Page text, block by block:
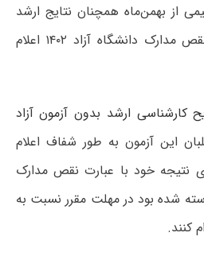
از بهمن‌ماه همچنان نتایج ارشد
بدون آزمون داوطلبان با نقص مدارک دانشگاه آزاد ۱۴۰۲ اعلام
کارشناسی ارشد بدون آزمون آزاد
این آزمون به طور شفاف اعلام
نتیجه خود با عبارت نقص مدارک
شده بود در مهلت مقرر نسبت به
کنند.